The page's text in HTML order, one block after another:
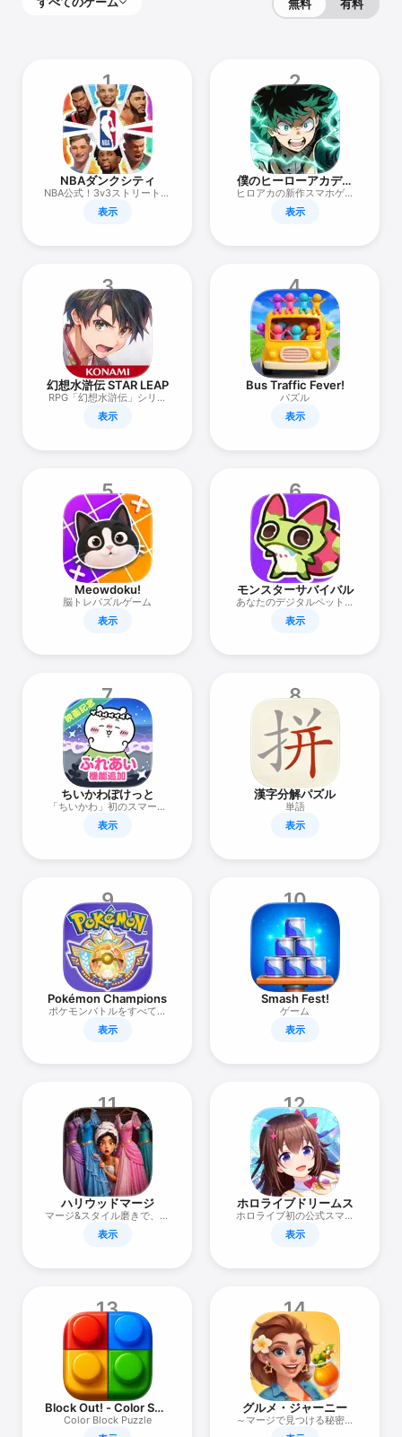
無料 有料
1
NBAダンクシティ
NBA公式！3v3ストリートバ
スケゲーム
表示
2
僕のヒーローアカデミ
アUNITED SURVIVAL
ヒロアカの新作スマホゲー
ムが来た！
表示
3
幻想水滸伝 STAR LEAP
RPG「幻想水滸伝」シリー
ズ最新作！ドット絵で描く
群像劇！
表示
4
Bus Traffic Fever!
パズル
表示
5
Meowdoku!
脳トレパズルゲーム
表示
6
モンスターサバイバル
あなたのデジタルペットの
楽園！
表示
7
ちいかわぽけっと
「ちいかわ」初のスマート
フォン向けアプリ
表示
8
漢字分解パズル
単語
表示
9
Pokémon Champions
ポケモンバトルをすべての
人へ
表示
10
Smash Fest!
ゲーム
表示
11
ハリウッドマージ
マージ&スタイル磨きで、一
気にスターへ！
表示
12
ホロライブドリームス
ホロライブ初の公式スマホ
ゲーム
表示
13
Block Out! - Color Sort
Puzzle
Color Block Puzzle
14
グルメ・ジャーニー
～マージで見つける秘密の
レシピ～